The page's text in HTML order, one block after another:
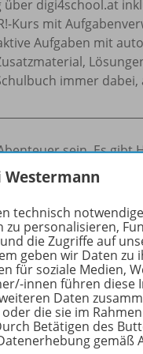
über digi4school.at
Kurs mit
Aufgaben mit
immer dabei,
sein. Es gibt
kann, umso besser
gestaltet das
Stakeholder,
Ihre Schüler*innen
Wirtschaft
technisch
zu personalisieren,
die Zugriffe auf
geben wir Daten
für soziale Medien,
innen führen diese
Daten
die sie im
Betätigen des
gemäß